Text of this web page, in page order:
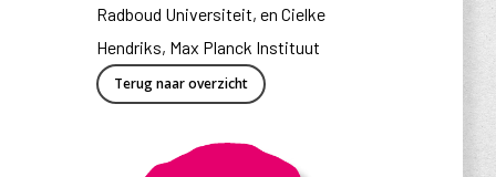
Radboud Universiteit, en Cielke
Hendriks, Max Planck Instituut
Terug naar overzicht